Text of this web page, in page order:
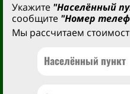
Укажите "Населённый
сообщите "Номер
Мы рассчитаем